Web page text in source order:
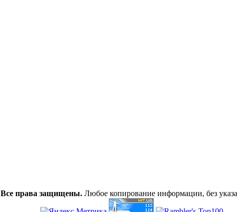
Все права защищены. Любое копирование информации, без